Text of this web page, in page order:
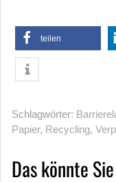
teilen
Schlagwörter:
Papier, Recycling,
Das könnte